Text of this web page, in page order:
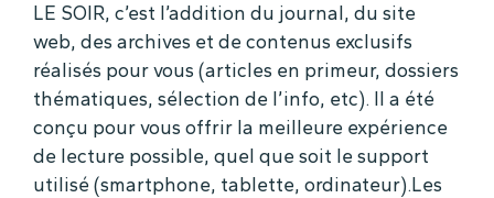
LE SOIR, c’est l’addition du journal, du site
web, des archives et de contenus exclusifs
réalisés pour vous (articles en primeur, dossiers
thématiques, sélection de l’info, etc). Il a été
conçu pour vous offrir la meilleure expérience
de lecture possible, quel que soit le support
utilisé (smartphone, tablette, ordinateur).Les